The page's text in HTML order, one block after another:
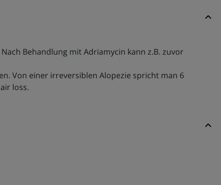
Behandlung mit Adriamycin kann z.B. zuvor
Von einer irreversiblen Alopezie spricht man 6
loss.